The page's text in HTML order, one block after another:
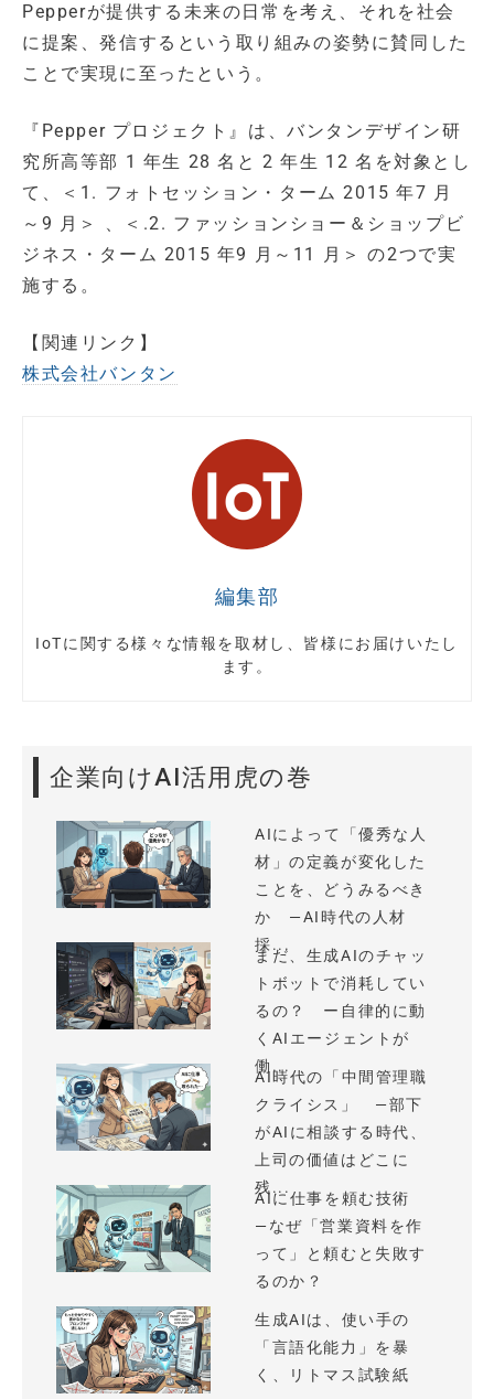
Pepperが提供する未来の日常を考え、それを社会
に提案、発信するという取り組みの姿勢に賛同した
ことで実現に至ったという。
『Pepper プロジェクト』は、バンタンデザイン研
究所高等部 1 年生 28 名と 2 年生 12 名を対象とし
て、＜1. フォトセッション・ターム 2015 年7 月
～9 月＞ 、＜.2. ファッションショー＆ショップビ
ジネス・ターム 2015 年9 月～11 月＞ の2つで実
施する。
【関連リンク】
株式会社バンタン
編集部
IoTに関する様々な情報を取材し、皆様にお届けいたし
ます。
企業向けAI活用虎の巻
AIによって「優秀な人
材」の定義が変化した
ことを、どうみるべき
か —AI時代の人材
採...
まだ、生成AIのチャッ
トボットで消耗してい
るの？ ー自律的に動
くAIエージェントが
働...
AI時代の「中間管理職
クライシス」 —部下
がAIに相談する時代、
上司の価値はどこに
残...
AIに仕事を頼む技術
—なぜ「営業資料を作
って」と頼むと失敗す
るのか？
生成AIは、使い手の
「言語化能力」を暴
く、リトマス試験紙